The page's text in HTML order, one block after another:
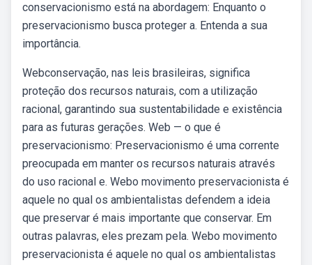
conservacionismo está na abordagem: Enquanto o
preservacionismo busca proteger a. Entenda a sua
importância.
Webconservação, nas leis brasileiras, significa
proteção dos recursos naturais, com a utilização
racional, garantindo sua sustentabilidade e existência
para as futuras gerações. Web — o que é
preservacionismo: Preservacionismo é uma corrente
preocupada em manter os recursos naturais através
do uso racional e. Webo movimento preservacionista é
aquele no qual os ambientalistas defendem a ideia
que preservar é mais importante que conservar. Em
outras palavras, eles prezam pela. Webo movimento
preservacionista é aquele no qual os ambientalistas